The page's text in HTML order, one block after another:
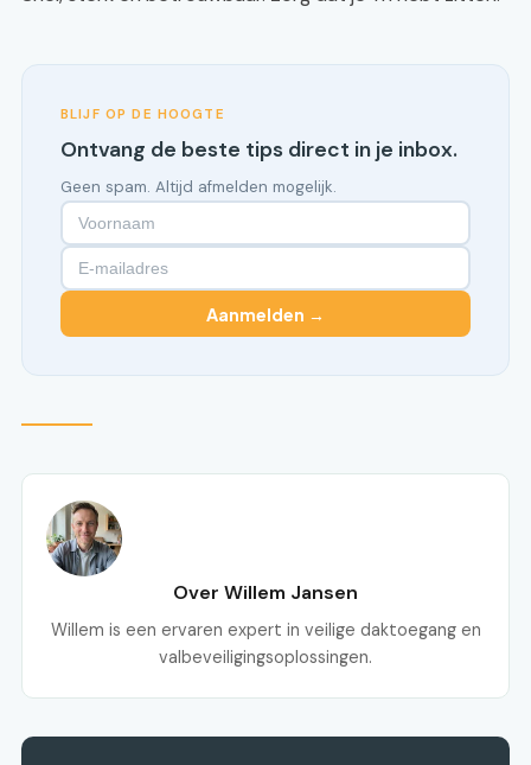
BLIJF OP DE HOOGTE
Ontvang de beste tips direct in je inbox.
Geen spam. Altijd afmelden mogelijk.
Aanmelden →
Over Willem Jansen
Willem is een ervaren expert in veilige daktoegang en
valbeveiligingsoplossingen.